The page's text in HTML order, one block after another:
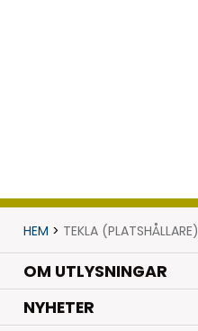
HEM > TEKLA (PLATSHÅLLARE)
OM UTLYSNINGAR
NYHETER.